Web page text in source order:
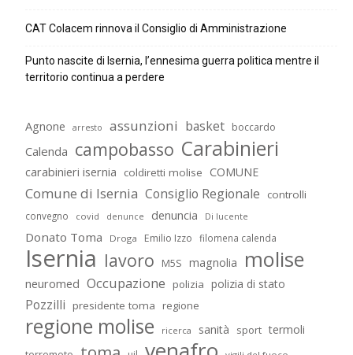
CAT Colacem rinnova il Consiglio di Amministrazione
Punto nascite di Isernia, l’ennesima guerra politica mentre il
territorio continua a perdere
Agnone arresto assunzioni basket boccardo
Calenda campobasso Carabinieri
carabinieri isernia coldiretti molise COMUNE
Comune di Isernia Consiglio Regionale controlli
convegno covid denunce denuncia Di lucente
Donato Toma Droga Emilio Izzo filomena calenda
Isernia lavoro M5S magnolia molise
neuromed Occupazione polizia polizia di stato
Pozzilli presidente toma regione
regione molise ricerca sanità sport termoli